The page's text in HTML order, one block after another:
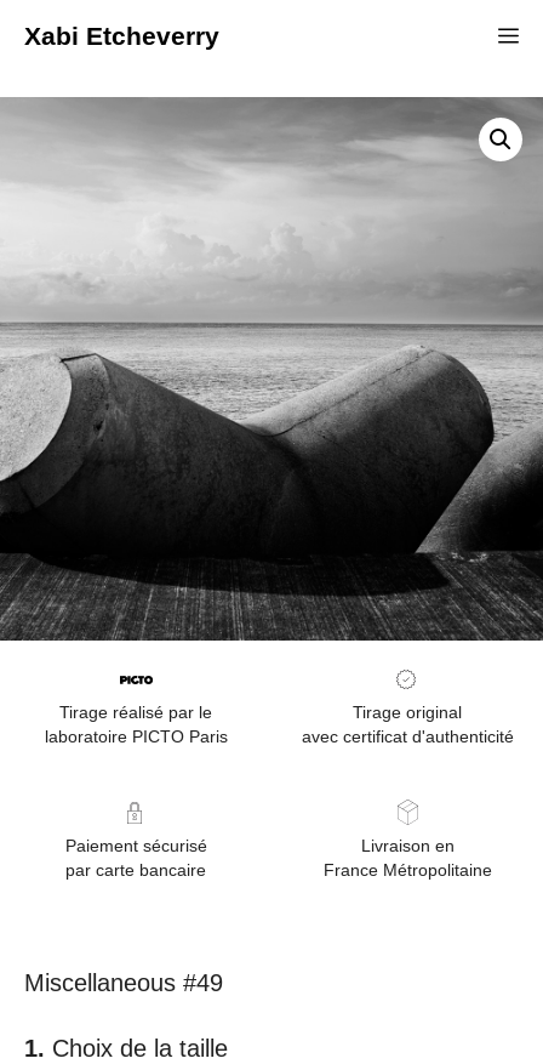
Xabi Etcheverry
Tirage réalisé par le
laboratoire PICTO Paris
Tirage original
avec certificat d'authenticité
Paiement sécurisé
par carte bancaire
Livraison en
France Métropolitaine
Miscellaneous #49
Choix de la taille